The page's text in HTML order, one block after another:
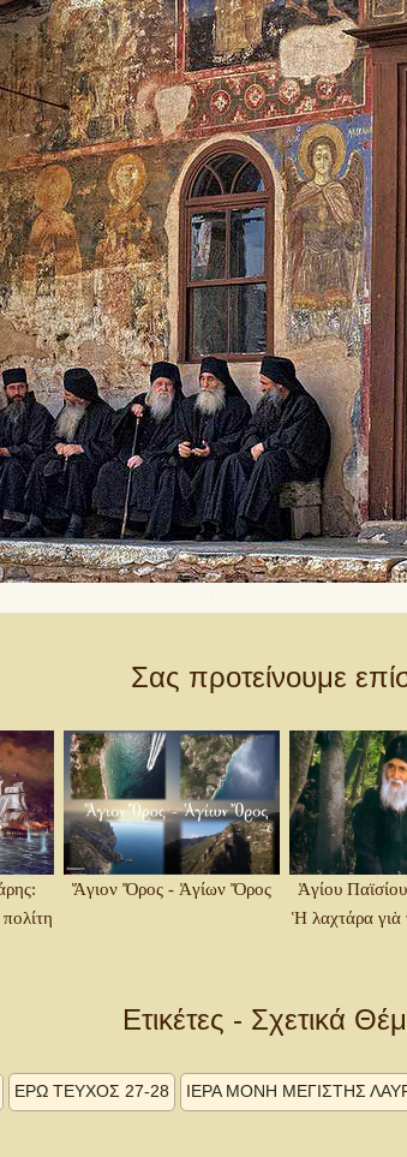
Σας προτείνουμε
Ἅγιον Ὄρος - Ἁγίων Ὄρος
Ἁγίου
Ἡ λαχτάρα γιὰ
Ετικέτες - Σχετικά
ΕΡΩ ΤΕΥΧΟΣ 27-28 ΙΕΡΑ ΜΟΝΗ ΜΕΓΙΣΤΗΣ